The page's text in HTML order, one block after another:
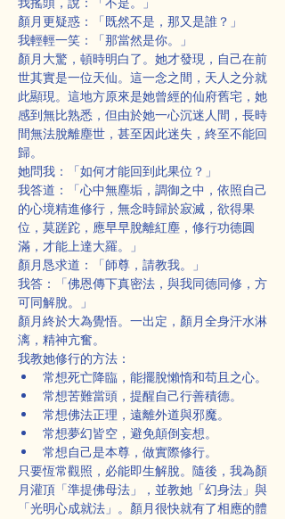
顏月更疑惑：「既然不是，那又是誰？」
我輕輕一笑：「那當然是你。」
顏月大驚，頓時明白了。她才發現，自己在前
世其實是一位天仙。這一念之間，天人之分就
此顯現。這地方原來是她曾經的仙府舊宅，她
感到無比熟悉，但由於她一心沉迷人間，長時
間無法脫離塵世，甚至因此迷失，終至不能回
歸。
她問我：「如何才能回到此果位？」
我答道：「心中無塵垢，調御之中，依照自己
的心境精進修行，無念時歸於寂滅，欲得果
位，莫蹉跎，應早早脫離紅塵，修行功德圓
滿，才能上達大羅。」
顏月恳求道：「師尊，請教我。」
我答：「佛恩傳下真密法，與我同德同修，方
可同解脫。」
顏月終於大為覺悟。一出定，顏月全身汗水淋
漓，精神亢奮。
我教她修行的方法：
常想死亡降臨，能擺脫懶惰和苟且之心。
常想苦難當頭，提醒自己行善積德。
常想佛法正理，遠離外道與邪魔。
常想夢幻皆空，避免顛倒妄想。
常想自己是本尊，做實際修行。
只要恆常觀照，必能即生解脫。隨後，我為顏
月灌頂「準提佛母法」，並教她「幻身法」與
「光明心成就法」。顏月很快就有了相應的體